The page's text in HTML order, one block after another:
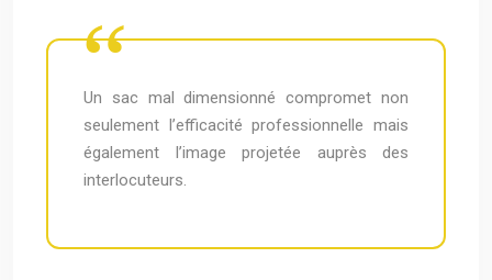
Un sac mal dimensionné compromet non
seulement l’efficacité professionnelle mais
également l’image projetée auprès des
interlocuteurs.